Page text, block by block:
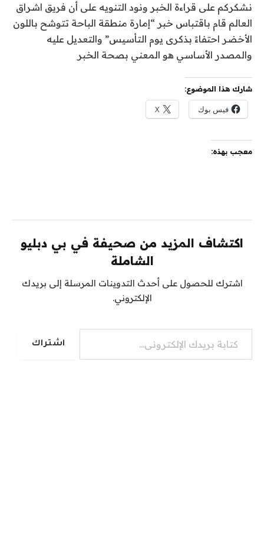
نشكركم على قراءة الخبر ونود التنويه على أن فريق اشراق
العالم قام باقتباس خبر “إمارة منطقة الباحة تتوشح باللون
الأخضر احتفاءً بذكرى يوم التأسيس” والتعديل عليه
والمصدر الأساسي هو المعني بصحة الخبر
شارك هذا الموضوع:
فيس بوك X
معجب بهذه:
اكتشاف المزيد من صحيفة في بي دبليو
الشاملة
اشترك للحصول على أحدث التدوينات المرسلة إلى بريدك
الإلكتروني.
كتابة بريدك الإلكتروني...
اشتراك